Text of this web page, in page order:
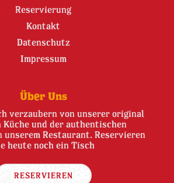
Reservierung
Kontakt
Datenschutz
Impressum
Über Uns
verzaubern von unserer original
Küche und der authentischen
unserem Restaurant. Reservieren
heute noch ein Tisch
RESERVIEREN